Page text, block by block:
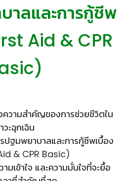
าลและการกู้ชีพ
Aid & CPR
วามสำคัญของการช่วยชีวิตใน
วะฉุกเฉิน
ฐมพยาบาลและการกู้ชีพเบื้อง
& CPR Basic)
มเข้าใจ และความมั่นใจที่จะยื้อ